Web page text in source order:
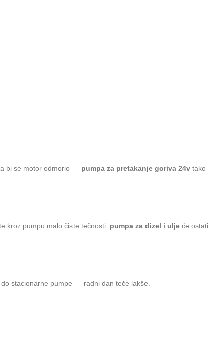
bi se motor odmorio — pumpa za pretakanje goriva 24v tako
kroz pumpu malo čiste tečnosti: pumpa za dizel i ulje će ostati
stacionarne pumpe — radni dan teče lakše.